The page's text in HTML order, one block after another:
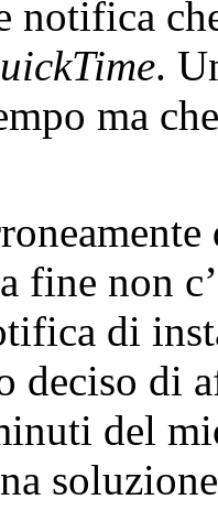
notifica
.
ma
fine non
di
deciso di
del